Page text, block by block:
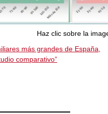
Haz clic sobre la
más grandes de España,
comparativo”